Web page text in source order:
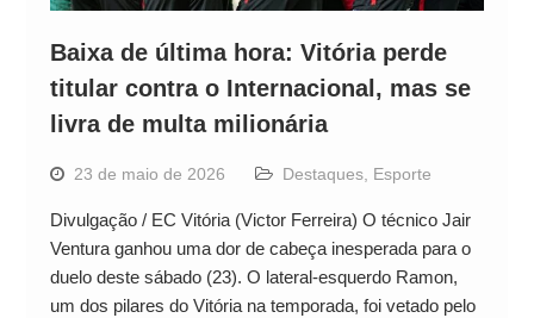
Baixa de última hora: Vitória perde
titular contra o Internacional, mas se
livra de multa milionária
23 de maio de 2026 Destaques, Esporte
Divulgação / EC Vitória (Victor Ferreira) O técnico Jair
Ventura ganhou uma dor de cabeça inesperada para o
duelo deste sábado (23). O lateral-esquerdo Ramon,
um dos pilares do Vitória na temporada, foi vetado pelo